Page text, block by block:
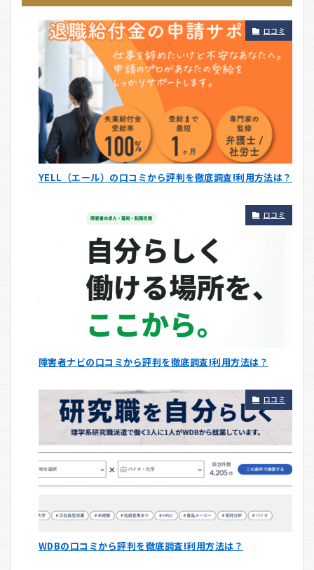
口コミ
YELL（エール）の口コミから評判を徹底調査!利用方法は？
口コミ
障害者ナビの口コミから評判を徹底調査!利用方法は？
口コミ
WDBの口コミから評判を徹底調査!利用方法は？